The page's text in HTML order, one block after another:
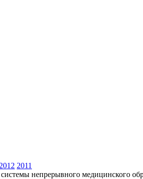
2012 2011
непрерывного медицинского